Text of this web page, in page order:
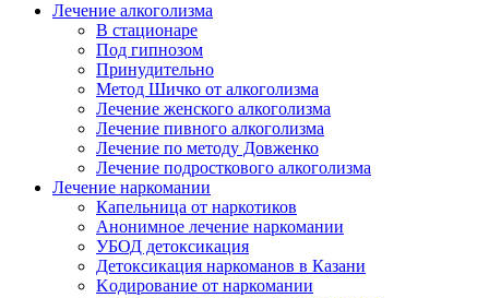
Лечение алкоголизма
В стационаре
Под гипнозом
Принудительно
Метод Шичко от алкоголизма
Лечение женского алкоголизма
Лечение пивного алкоголизма
Лечение по методу Довженко
Лечение подросткового алкоголизма
Лечение наркомании
Капельница от наркотиков
Анонимное лечение наркомании
УБОД детоксикация
Детоксикация наркоманов в Казани
Kодирование от наркомании